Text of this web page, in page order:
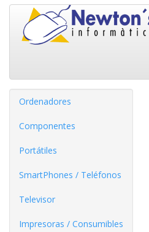
Ordenadores
Componentes
Portátiles
SmartPhones / Teléfonos
Televisor
Impresoras / Consumibles